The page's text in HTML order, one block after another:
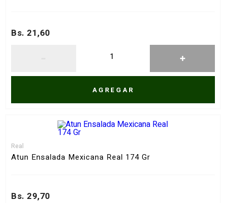
Bs. 21,60
AGREGAR
Real
Atun Ensalada Mexicana Real 174 Gr
Bs. 29,70